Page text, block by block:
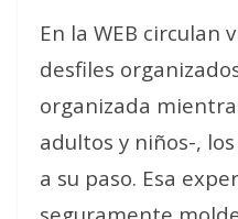
En la WEB circulan
desfiles
organizada
adultos y niños-,
a su paso. Esa